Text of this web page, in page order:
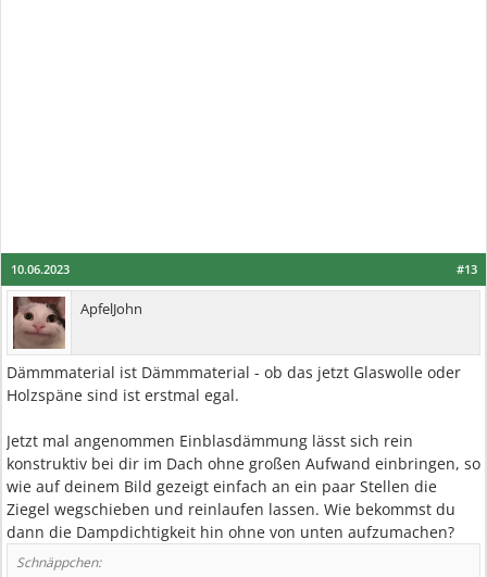
#13
10.06.2023
ApfelJohn
Dämmmaterial ist Dämmmaterial - ob das jetzt Glaswolle oder
Holzspäne sind ist erstmal egal.
Jetzt mal angenommen Einblasdämmung lässt sich rein
konstruktiv bei dir im Dach ohne großen Aufwand einbringen, so
wie auf deinem Bild gezeigt einfach an ein paar Stellen die
Ziegel wegschieben und reinlaufen lassen. Wie bekommst du
dann die Dampdichtigkeit hin ohne von unten aufzumachen?
Schnäppchen: